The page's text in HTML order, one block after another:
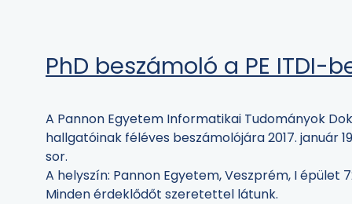
PhD beszámoló a PE ITDI-
A Pannon Egyetem Informatikai Tudományok
hallgatóinak féléves beszámolójára 2017. január
sor.
A helyszín: Pannon Egyetem, Veszprém, I épület
Minden érdeklődőt szeretettel látunk.